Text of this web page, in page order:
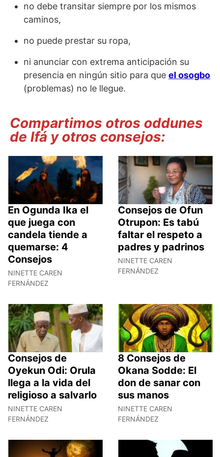
no debe transitar siempre por los mismos
caminos,
no puede prestar su ropa,
ni anunciar con extrema anticipación su
presencia en ningún sitio para que el osogbo
(problemas) no le llegue.
Compartimos otros oddunes
de Ifá y otros consejos:
En Ogunda Ika el
que juega con
candela tiende a
quemarse: 4
Consejos
NINETTE CAREN
FERNÁNDEZ
Consejos de Ofun
Otrupon: Es tabú
faltar el respeto a
padres y padrinos
NINETTE CAREN
FERNÁNDEZ
Consejos de
Oyekun Odi: Orula
llega a la vida del
religioso a salvarlo
NINETTE CAREN
FERNÁNDEZ
8 Consejos de
Okana Sodde: El
don de sanar con
sus manos
NINETTE CAREN
FERNÁNDEZ